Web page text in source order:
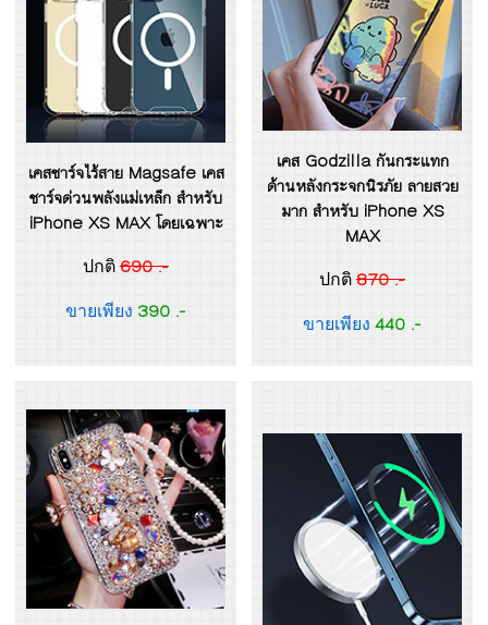
เคสชาร์จไร้สาย Magsafe เคส
ชาร์จด่วนพลังแม่เหล็ก สำหรับ
iPhone XS MAX โดยเฉพาะ
ปกติ 690 .-
ขายเพียง 390 .-
เคส Godzilla กันกระแทก
ด้านหลังกระจกนิรภัย ลายสวย
มาก สำหรับ iPhone XS
MAX
ปกติ 870 .-
ขายเพียง 440 .-